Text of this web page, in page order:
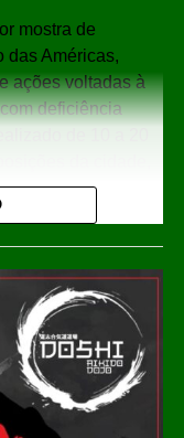
mostra de
das Américas,
ações voltadas à
deficiência
elevadores,
na
as
a
de Acessibilidade
inclinação
de rodas e
diferentes.